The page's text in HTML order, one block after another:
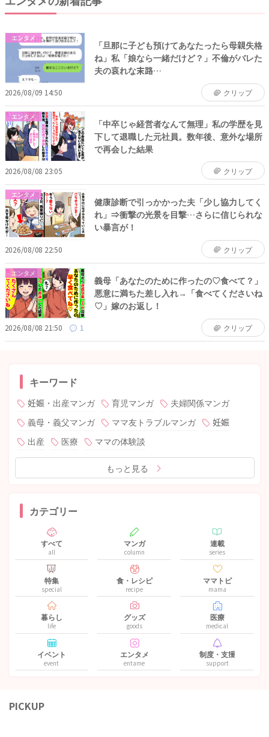
エンタメ
「旦那に子ども預けてあなたったら母親失格
ね」私「娘なら一緒だけど？」不倫がバレた
夫の哀れな末路…
2026/08/09 14:50 クリップ
エンタメ
「中卒じゃ経営者なんて無理」私の学歴を見
下して退職した元社員。数年後、意外な場所
で再会した結果
2026/08/08 23:05 クリップ
エンタメ
健康診断で引っかかった夫「少し協力してく
れ」⇒衝撃の光景を目撃…さらに信じられな
い暴言が！
2026/08/08 22:50 クリップ
エンタメ
義母「あなたのために作ったの♡食べて？」
悪意に満ちた差し入れ→「食べてくださいね
♡」嫁のお返し！
2026/08/08 21:50 1 クリップ
キーワード
妊娠・出産マンガ 育児マンガ
夫婦関係マンガ
義母・義父マンガ
ママ友トラブルマンガ
妊娠
出産
医療 ママの体験談
もっと見る
カテゴリー
すべて
all
マンガ
column
連載
series
特集
special
食・レシピ
recipe
ママトピ
mama
暮らし
life
グッズ
goods
医療
medical
イベント
event
エンタメ
entame
制度・支援
support
PICKUP